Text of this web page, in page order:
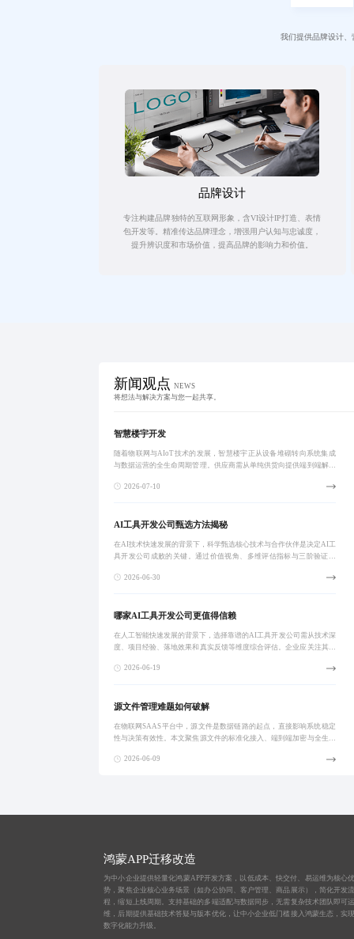
我们提供品牌设计
品牌设计
专注构建品牌独特的互联网形象，含VI设计IP打造、表情
包开发等。精准传达品牌理念，增强用户认知与忠诚度，
提升辨识度和市场价值，提高品牌的影响力和价值。
新闻观点 NEWS
将想法与解决方案与您一起共享。
智慧楼宇开发
随着物联网与AIoT技术的发展，智慧楼宇正从设备堆砌转向系统集成
与数据运营的全生命周期管理。供应商需从单纯供货向提供端到端解决
由‘产品导向
2026-07-10
AI工具开发公司甄选方法揭秘
在AI技术快速发展的背景下，科学甄选核心技术与合作伙伴是决定AI工
具开发公司成败的关键。通过价值视角、多维评估指标与三阶验证流
度适配。针对
2026-06-30
哪家AI工具开发公司更值得信赖
在人工智能快速发展的背景下，选择靠谱的AI工具开发公司需从技术深
度、项目经验、落地效果和真实反馈等维度综合评估。企业应关注其自
宣传误导。真
2026-06-19
源文件管理难题如何破解
在物联网SAAS平台中，源文件是数据链路的起点，直接影响系统稳定
性与决策有效性。本文聚焦源文件的标准化接入、端到端加密与全生命
用的跃迁。
2026-06-09
鸿蒙APP迁移改造
为中小企业提供轻量化鸿蒙APP开发方案，以低成本、快交付、易运维为核心
势，聚焦企业核心业务场景（如办公协同、客户管理、商品展示），简化开发
程，缩短上线周期。支持基础的多端适配与数据同步，无需复杂技术团队即可
维，后期提供基础技术答疑与版本优化，让中小企业低门槛接入鸿蒙生态，实
数字化能力升级。